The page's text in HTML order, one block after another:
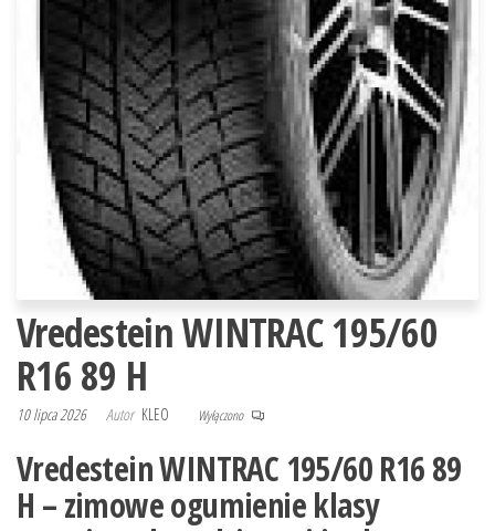
Vredestein WINTRAC 195/60
R16 89 H
10 lipca 2026 Autor KLEO Wyłączono
Vredestein WINTRAC 195/60 R16 89
H – zimowe ogumienie klasy